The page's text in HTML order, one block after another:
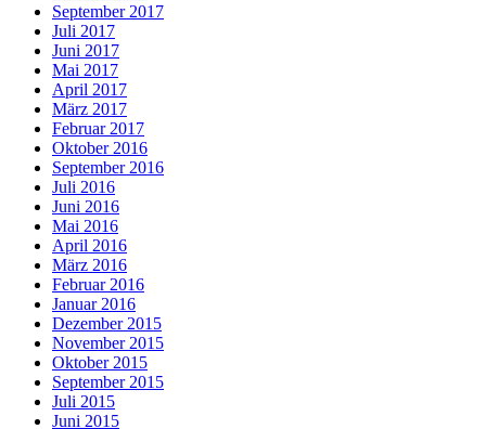
September 2017
Juli 2017
Juni 2017
Mai 2017
April 2017
März 2017
Februar 2017
Oktober 2016
September 2016
Juli 2016
Juni 2016
Mai 2016
April 2016
März 2016
Februar 2016
Januar 2016
Dezember 2015
November 2015
Oktober 2015
September 2015
Juli 2015
Juni 2015